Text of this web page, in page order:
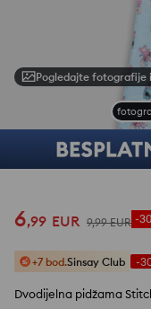
Pogledajte fotografije
6,99 EUR 9,99 EUR -
+7 bod.Sinsay Club -
Dvodijelna pidžama